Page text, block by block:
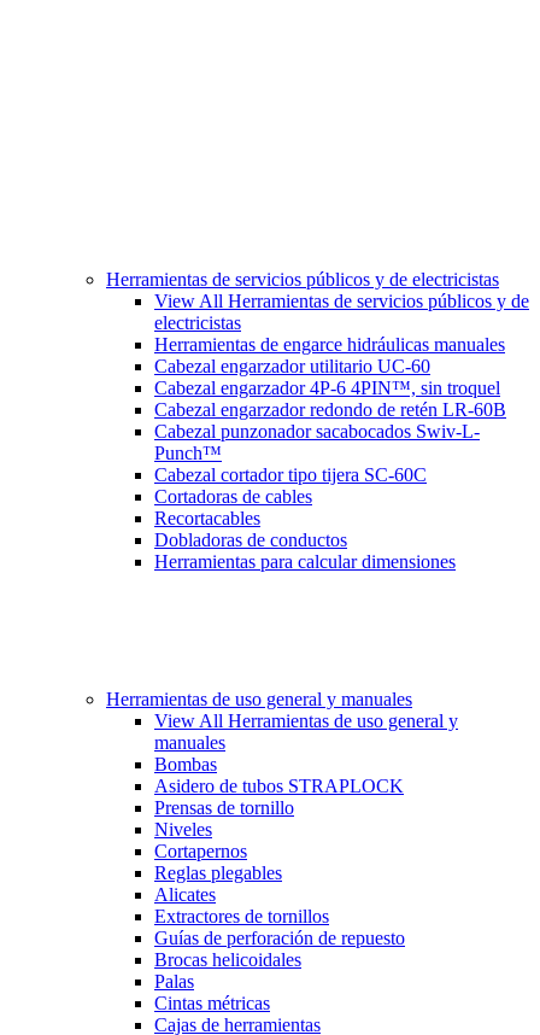
Herramientas de servicios públicos y de electricistas
View All Herramientas de servicios públicos y de
electricistas
Herramientas de engarce hidráulicas manuales
Cabezal engarzador utilitario UC-60
Cabezal engarzador 4P-6 4PIN™, sin troquel
Cabezal engarzador redondo de retén LR-60B
Cabezal punzonador sacabocados Swiv-L-
Punch™
Cabezal cortador tipo tijera SC-60C
Cortadoras de cables
Recortacables
Dobladoras de conductos
Herramientas para calcular dimensiones
Herramientas de uso general y manuales
View All Herramientas de uso general y
manuales
Bombas
Asidero de tubos STRAPLOCK
Prensas de tornillo
Niveles
Cortapernos
Reglas plegables
Alicates
Extractores de tornillos
Guías de perforación de repuesto
Brocas helicoidales
Palas
Cintas métricas
Cajas de herramientas